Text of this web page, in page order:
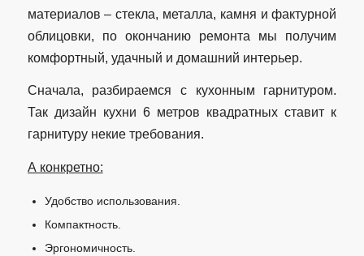
материалов – стекла, металла, камня и фактурной
облицовки, по окончанию ремонта мы получим
комфортный, удачный и домашний интерьер.
Сначала, разбираемся с кухонным гарнитуром.
Так дизайн кухни 6 метров квадратных ставит к
гарнитуру некие требования.
А конкретно:
Удобство использования.
Компактность.
Эргономичность.